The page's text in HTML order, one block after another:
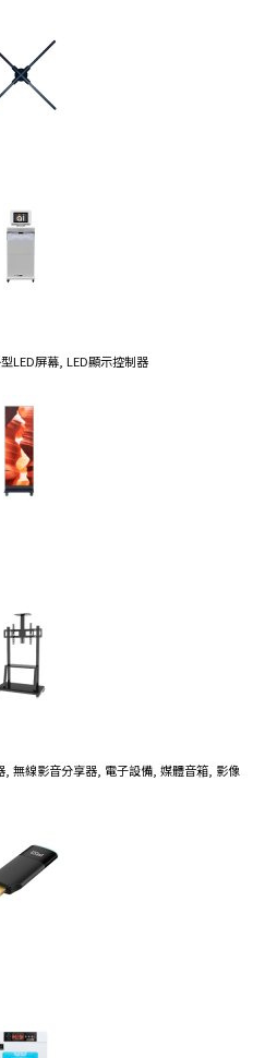
LED屏幕, LED顯示控制器
, 無線影音分享器, 電子設備, 媒體音箱, 影像